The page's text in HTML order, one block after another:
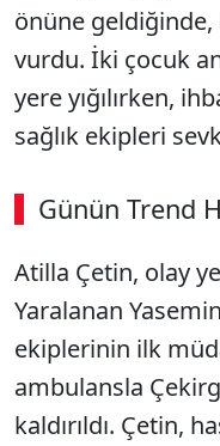
önüne geldiğinde,
vurdu. İki çocuk
yere yığılırken,
sağlık ekipleri
Günün Trend
Atilla Çetin, olay
Yaralanan
ekiplerinin ilk
ambulansla
kaldırıldı. Çetin,